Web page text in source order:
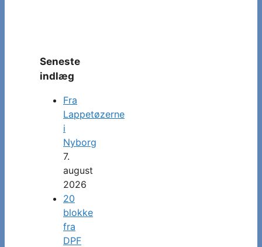
Seneste
indlæg
Fra
Lappetøzerne
i
Nyborg
7.
august
2026
20
blokke
fra
DPF